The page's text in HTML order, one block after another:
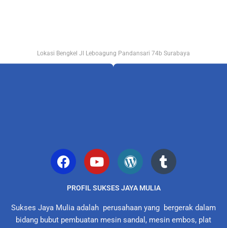
Lokasi Bengkel Jl Leboagung Pandansari 74b Surabaya
PROFIL SUKSES JAYA MULIA
Sukses Jaya Mulia adalah perusahaan yang bergerak dalam
bidang bubut pembuatan mesin sandal, mesin embos, plat